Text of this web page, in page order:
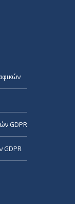
GDPR
GDPR